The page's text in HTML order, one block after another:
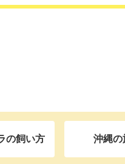
の飼い方 沖縄の